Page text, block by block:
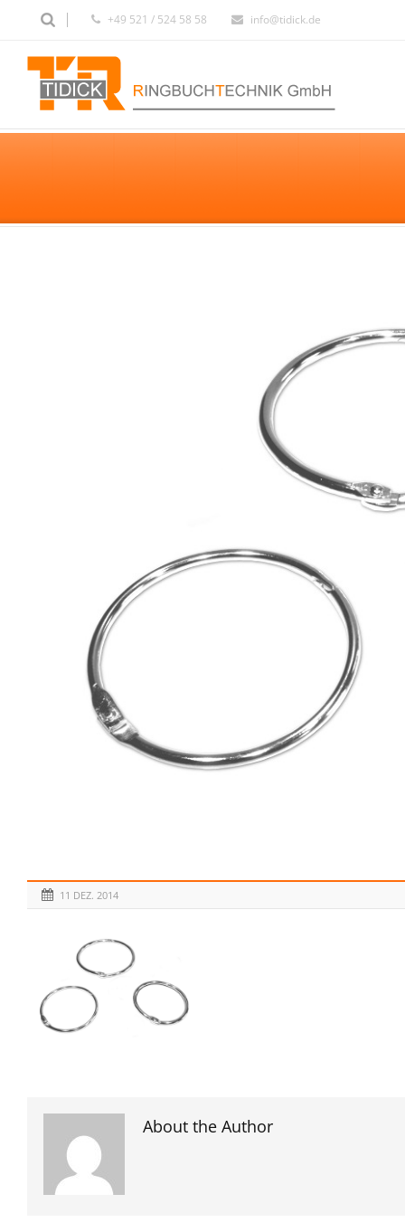
+49 521 / 524 58 58 info@tidick.de
11 DEZ. 2014
About the Author